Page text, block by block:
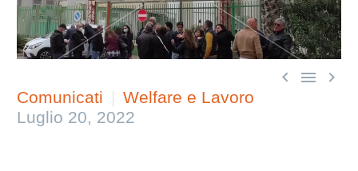
  
Comunicati
Welfare e Lavoro
Luglio 20, 2022